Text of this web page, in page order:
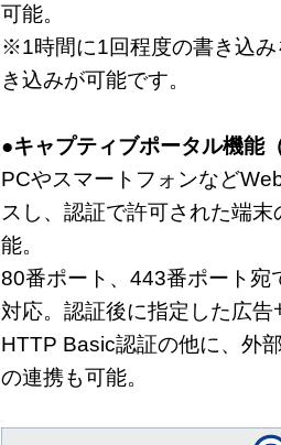
可能。
※1時間に1回程度の書き込
き込みが可能です。
●キャプティブポータル機能
PCやスマートフォンなど
スし、認証で許可された端
能。
80番ポート、443番ポート宛
対応。認証後に指定した広
HTTP Basic認証の他に、外
の連携も可能。